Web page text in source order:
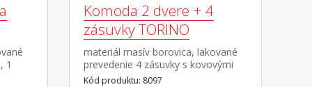
1
Komoda 2 dvere + 4
zásuvky TORINO
materiál masív borovica, lakované
prevedenie 4 zásuvky s kovovými
pojazdmi, 2 plné dvere, 1 polica
Kód produktu: 8097